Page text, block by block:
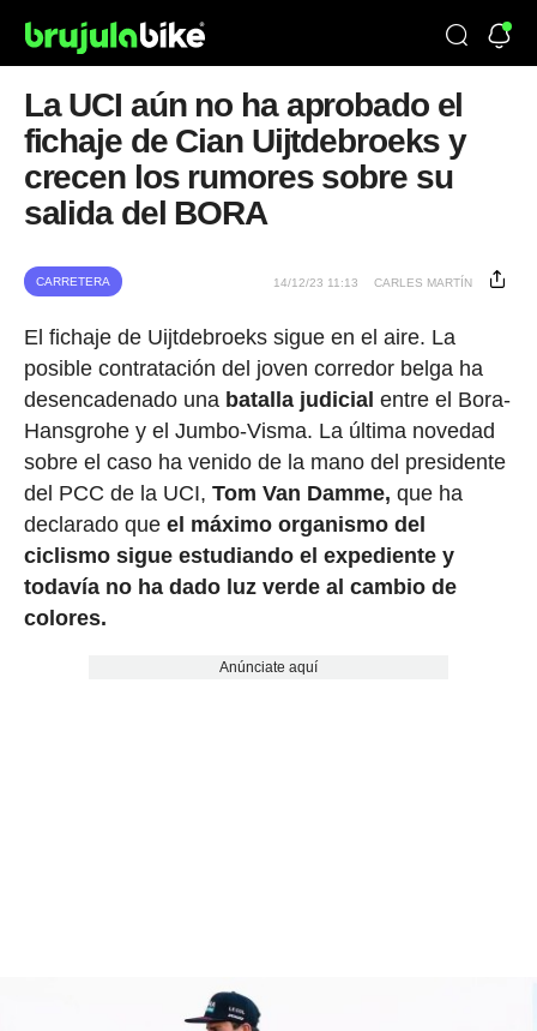
La UCI aún no ha aprobado el
fichaje de Cian Uijtdebroeks y
crecen los rumores sobre su
salida del BORA
CARRETERA 14/12/23 11:13 CARLES MARTÍN
El fichaje de Uijtdebroeks sigue en el aire. La
posible contratación del joven corredor belga ha
desencadenado una batalla judicial entre el Bora-
Hansgrohe y el Jumbo-Visma. La última novedad
sobre el caso ha venido de la mano del presidente
del PCC de la UCI, Tom Van Damme, que ha
declarado que el máximo organismo del
ciclismo sigue estudiando el expediente y
todavía no ha dado luz verde al cambio de
colores.
Anúnciate aquí